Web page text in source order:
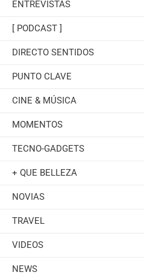
ENTREVISTAS
[ PODCAST ]
DIRECTO SENTIDOS
PUNTO CLAVE
CINE & MÚSICA
MOMENTOS
TECNO-GADGETS
+ QUE BELLEZA
NOVIAS
TRAVEL
VIDEOS
NEWS